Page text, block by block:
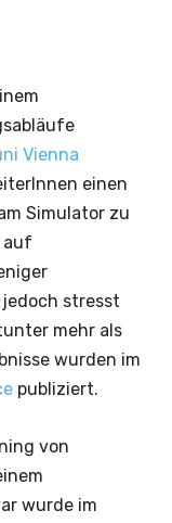
Vienna
einen
Simulator zu
auf
stresst
mehr als
wurden im
publiziert.
von
wurde im